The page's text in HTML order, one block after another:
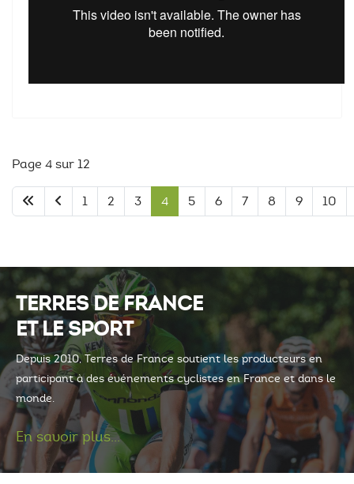
Page 4 sur 12
1 2 3 4 5 6 7 8 9 10
TERRES DE FRANCE
ET LE SPORT
Depuis 2010, Terres de France soutient les producteurs en
participant à des événements cyclistes en France et dans le
monde.
En savoir plus...